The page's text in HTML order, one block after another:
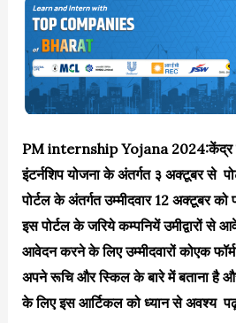
PM internship Yojana 2024:केंद्र
इंटर्नशिप योजना के अंतर्गत ३ अक्टूबर से
पोर्टल के अंतर्गत उम्मीदवार 12 अक्टूबर
इस पोर्टल के जरिये कम्पनियें उमीद्वारों
आवेदन करने के लिए उम्मीदवारों कोएक
अपने रूचि और स्किल के बारे में बताना है
के लिए इस आर्टिकल को ध्यान से अवश्य